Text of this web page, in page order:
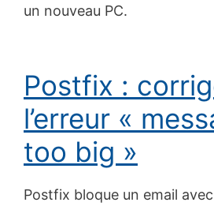
un nouveau PC.
Postfix :
l’erreur «
too big »
Postfix bloque un email